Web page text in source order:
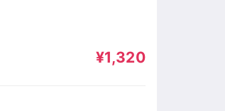
¥1,320